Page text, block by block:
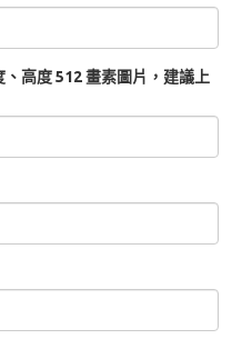
高度 512 畫素圖片，建議上